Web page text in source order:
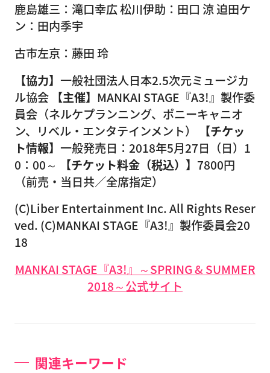
鹿島雄三：滝口幸広 松川伊助：田口 涼 迫田ケ
ン：田内季宇
古市左京：藤田 玲
【協力】 一般社団法人日本2.5次元ミュージカ
ル協会 【主催】 MANKAI STAGE『A3!』製作委
員会（ネルケプランニング、ポニーキャニオ
ン、リベル・エンタテインメント）
【チケッ
ト情報】 一般発売日：2018年5月27日（日）1
0：00～
【チケット料金（税込）】 7800円
（前売・当日共／全席指定）
(C)Liber Entertainment Inc. All Rights Reser
ved. (C)MANKAI STAGE『A3!』製作委員会20
18
MANKAI STAGE『A3!』～SPRING & SUMMER
2018～公式サイト
関連キーワード